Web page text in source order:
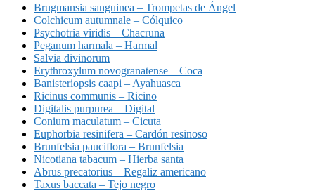
Brugmansia sanguinea – Trompetas de Ángel
Colchicum autumnale – Cólquico
Psychotria viridis – Chacruna
Peganum harmala – Harmal
Salvia divinorum
Erythroxylum novogranatense – Coca
Banisteriopsis caapi – Ayahuasca
Ricinus communis – Ricino
Digitalis purpurea – Digital
Conium maculatum – Cicuta
Euphorbia resinifera – Cardón resinoso
Brunfelsia pauciflora – Brunfelsia
Nicotiana tabacum – Hierba santa
Abrus precatorius – Regaliz americano
Taxus baccata – Tejo negro